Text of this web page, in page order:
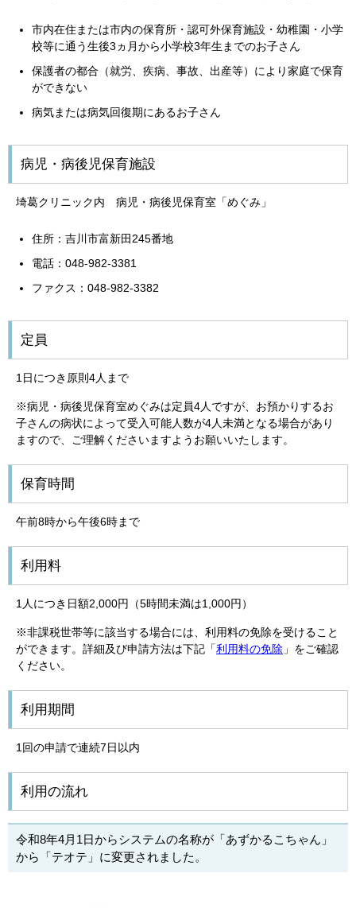
市内在住または市内の保育所・認可外保育施設・幼稚園・小学
校等に通う生後3ヵ月から小学校3年生までのお子さん
保護者の都合（就労、疾病、事故、出産等）により家庭で保育
ができない
病気または病気回復期にあるお子さん
病児・病後児保育施設
埼葛クリニック内 病児・病後児保育室「めぐみ」
住所：吉川市富新田245番地
電話：048-982-3381
ファクス：048-982-3382
定員
1日につき原則4人まで
※病児・病後児保育室めぐみは定員4人ですが、お預かりするお
子さんの病状によって受入可能人数が4人未満となる場合があり
ますので、ご理解くださいますようお願いいたします。
保育時間
午前8時から午後6時まで
利用料
1人につき日額2,000円（5時間未満は1,000円）
※非課税世帯等に該当する場合には、利用料の免除を受けること
ができます。詳細及び申請方法は下記「利用料の免除 」をご確認
ください。
利用期間
1回の申請で連続7日以内
利用の流れ
令和8年4月1日からシステムの名称が「あずかるこちゃん」
から「テオテ」に変更されました。